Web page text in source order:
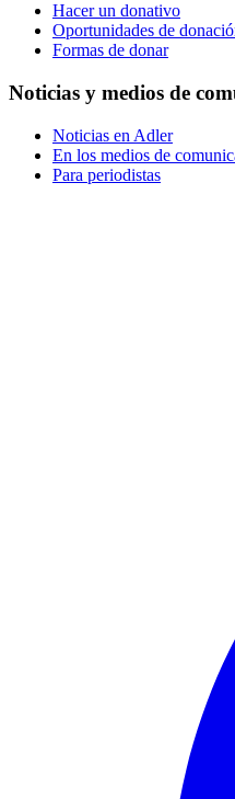
Hacer un donativo
Oportunidades de
Formas de donar
Noticias y medios de
Noticias en Adler
En los medios de
Para periodistas